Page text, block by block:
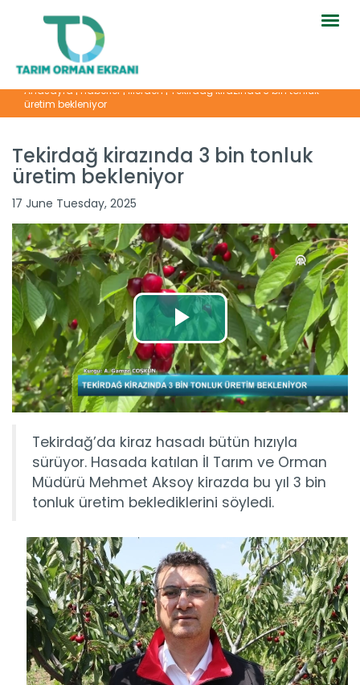
Anasayfa|Haberler|İllerden|Tekirdağ kirazında 3 bin tonluk
üretim bekleniyor
Tekirdağ kirazında 3 bin tonluk
üretim bekleniyor
17 June Tuesday, 2025
Tekirdağ’da kiraz hasadı bütün hızıyla
sürüyor. Hasada katılan İl Tarım ve Orman
Müdürü Mehmet Aksoy kirazda bu yıl 3 bin
tonluk üretim beklediklerini söyledi.
Fındık emekçileri Ordu’ya...
Türkiye’nin fındık üretim merkezlerinden Ordu’da hasat
sezonu...